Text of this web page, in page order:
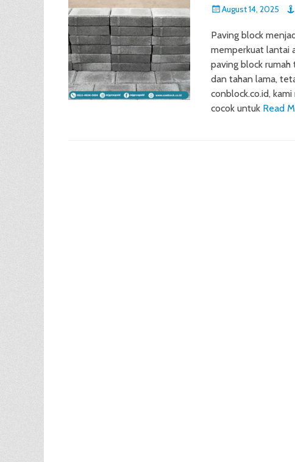
Posted
August 14, 2025
Paving block
memperkuat lantai
paving block
dan tahan lama,
conblock.co.id,
cocok untuk Read